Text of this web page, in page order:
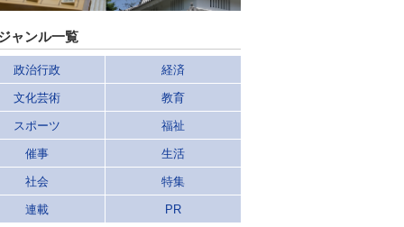
ャンル一覧
政治行政 経済
文化芸術 教育
スポーツ 福祉
催事 生活
社会 特集
連載 PR